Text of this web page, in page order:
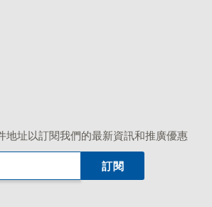
地址以訂閱我們的最新資訊和推廣優惠